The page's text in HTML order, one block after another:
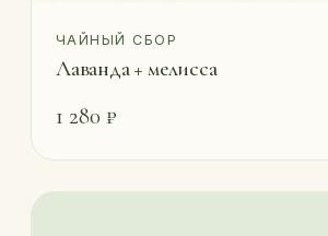
ЧАЙНЫЙ СБОР
Лаванда + мелисса
1 280 ₽